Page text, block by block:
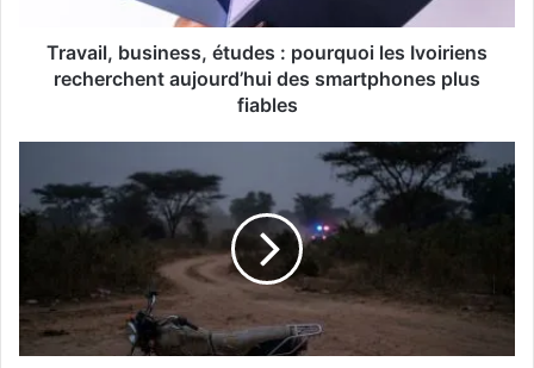
Travail, business, études : pourquoi les Ivoiriens
recherchent aujourd’hui des smartphones plus
fiables